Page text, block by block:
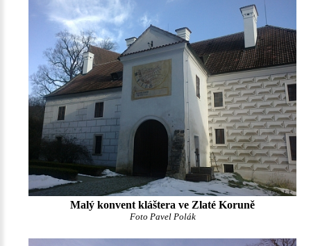
Malý konvent kláštera ve Zlaté Koruně
Foto Pavel Polák